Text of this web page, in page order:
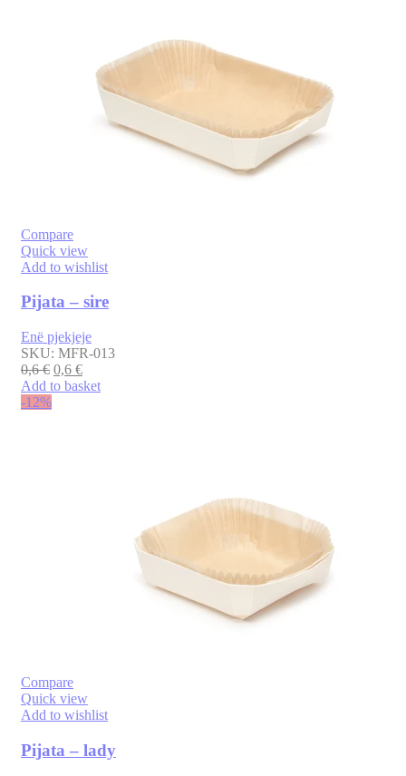
Compare
Quick view
Add to wishlist
Pijata – sire
Enë pjekjeje
SKU: MFR-013
0,6€ 0,6 €
Add to basket
-12%
Compare
Quick view
Add to wishlist
Pijata – lady